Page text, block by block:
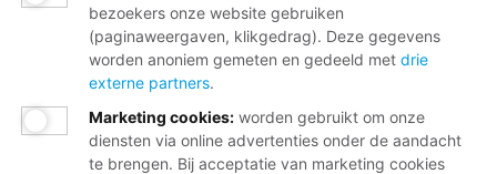
bezoekers onze website gebruiken
(paginaweergaven, klikgedrag). Deze gegevens
worden anoniem gemeten en gedeeld met drie
externe partners.
Marketing cookies: worden gebruikt om onze
diensten via online advertenties onder de aandacht
te brengen. Bij acceptatie van marketing cookies